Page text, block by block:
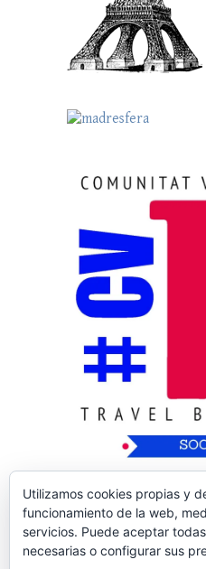
Utilizamos cookies propias y
funcionamiento de la web,
servicios. Puede aceptar
necesarias o configurar sus